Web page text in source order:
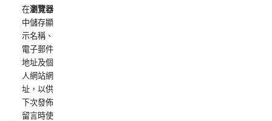
在瀏覽器
中儲存顯
示名稱、
電子郵件
地址及個
人網站網
址，以供
下次發佈
留言時使